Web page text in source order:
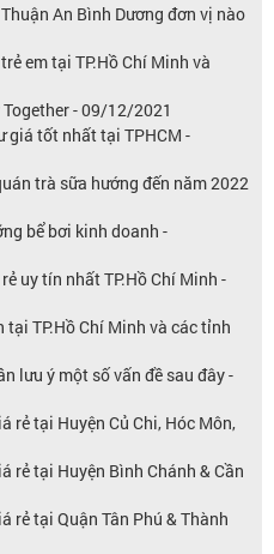
An Bình Dương đơn vị nào
em tại TP.Hồ Chí Minh và
- 09/12/2021
giá tốt nhất tại TPHCM -
trà sữa hướng đến năm 2022
bể bơi kinh doanh -
uy tín nhất TP.Hồ Chí Minh -
TP.Hồ Chí Minh và các tỉnh
lưu ý một số vấn đề sau đây -
rẻ tại Huyện Củ Chi, Hóc Môn,
rẻ tại Huyện Bình Chánh & Cần
rẻ tại Quận Tân Phú & Thành